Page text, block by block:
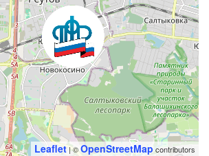
Leaflet| ©OpenStreetMap contributors